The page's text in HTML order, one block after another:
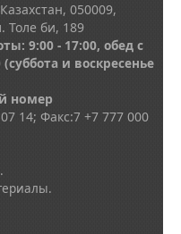
050009,
Толе би, 189
9:00 - 17:00, обед с
(суббота и воскресенье
номер
14; Факс:7 +7 777 000